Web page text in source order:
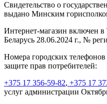
Cвидетельство о
выдано Минским
Интернет-магазин включен
Беларусь 28.06.2024 г., №
Номера городских
защите прав потребителей:
+375 17 356-59-82, +375 17
услуг администрации